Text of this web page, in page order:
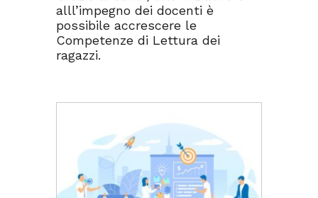
alll’impegno dei docenti è
possibile accrescere le
Competenze di Lettura dei
ragazzi.